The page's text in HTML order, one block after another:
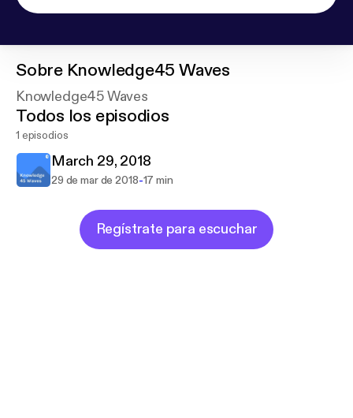
Sobre Knowledge45 Waves
Knowledge45 Waves
Todos los episodios
1 episodios
March 29, 2018
29 de mar de 2018-17 min
Regístrate para escuchar